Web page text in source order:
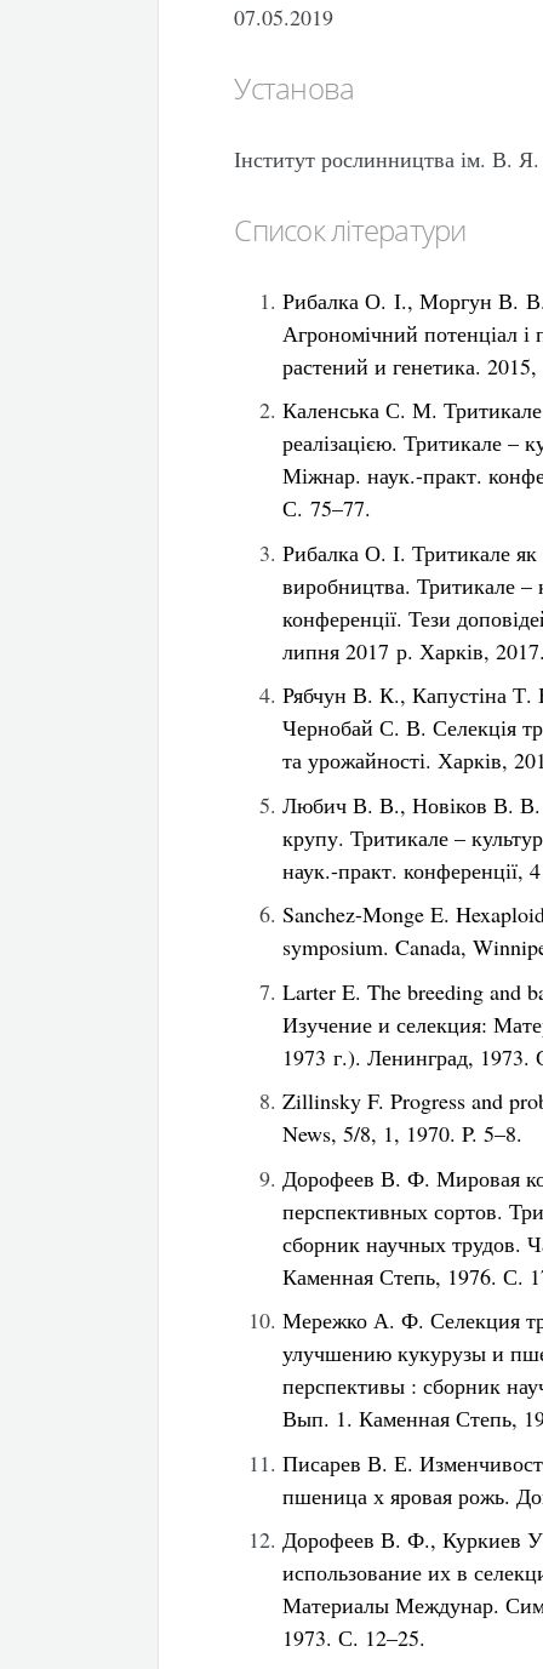
07.05.2019
Установа
Інститут рослинництва ім. В.
Список літератури
Рибалка О. І., Моргун В.
Агрономічний потенціал
растений и генетика.
Каленська С. М. Тритикале
реалізацією. Тритикале –
Міжнар. наук.-практ.
С. 75–77.
Рибалка О. І. Тритикале
виробництва. Тритикале –
конференції. Тези
липня 2017 р. Харків,
Рябчун В. К., Капустіна
Чернобай С. В. Селекція
та урожайності. Харків,
Любич В. В., Новіков В. В.
крупу. Тритикале –
наук.-практ.
Sanchez-Monge E.
symposium. Canada,
Larter E. The breeding and
Изучение и селекция:
1973 г.). Ленинград, 1973.
Zillinsky F. Progress and
News, 5/8, 1, 1970. P. 5–8.
Дорофеев В. Ф. Мировая
перспективных сортов.
сборник научных трудов.
Каменная Степь, 1976. С.
Мережко А. Ф. Селекция
улучшению кукурузы и
перспективы : сборник
Вып. 1. Каменная Степь,
Писарев В. Е.
пшеница х яровая рожь.
Дорофеев В. Ф., Куркиев
использование их в
Материалы Междунар.
1973. С. 12–25.